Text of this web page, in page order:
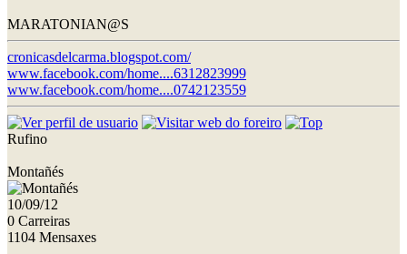
MARATONIAN@S
cronicasdelcarma.blogspot.com/
www.facebook.com/home....6312823999
www.facebook.com/home....0742123559
Rufino
Montañés
10/09/12
0 Carreiras
1104 Mensaxes